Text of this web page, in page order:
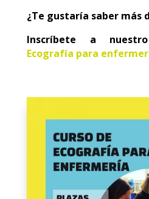
¿Te gustaría saber más
Inscríbete a
Ecografía para